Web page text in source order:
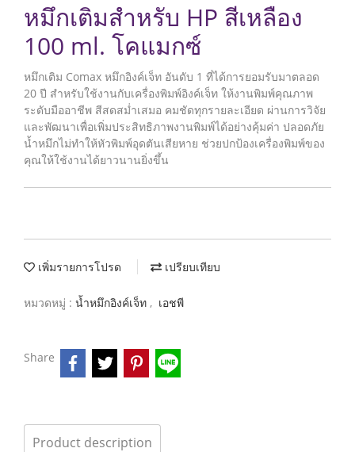
หมึกเติมสำหรับ HP สีเหลือง
100 ml. โคแมกซ์
หมึกเติม Comax หมึกอิงค์เจ็ท อันดับ 1 ที่ได้การยอมรับมาตลอด
20 ปี สำหรับใช้งานกับเครื่องพิมพ์อิงค์เจ็ท ให้งานพิมพ์คุณภาพ
ระดับมืออาชีพ สีสดสม่ำเสมอ คมชัดทุกรายละเอียด ผ่านการวิจัย
และพัฒนาเพื่อเพิ่มประสิทธิภาพงานพิมพ์ได้อย่างคุ้มค่า ปลอดภัย
น้ำหมึกไม่ทำให้หัวพิมพ์อุดตันเสียหาย ช่วยปกป้องเครื่องพิมพ์ของ
คุณให้ใช้งานได้ยาวนานยิ่งขึ้น
เพิ่มรายการโปรด เปรียบเทียบ
หมวดหมู่ : น้ำหมึกอิงค์เจ็ท , เอชพี
Share
Product description